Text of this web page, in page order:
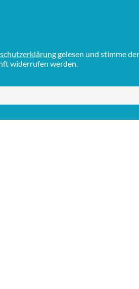
gelesen und stimme
widerrufen werden.